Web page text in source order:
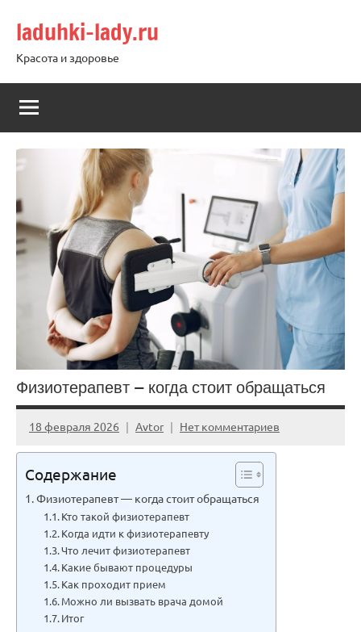
содержимому
laduhki-lady.ru
Красота и здоровье
Физиотерапевт — когда стоит обращаться
18 февраля 2026 Avtor Нет комментариев
Содержание
Физиотерапевт — когда стоит обращаться
Кто такой физиотерапевт
Когда идти к физиотерапевту
Что лечит физиотерапевт
Какие бывают процедуры
Как проходит прием
Можно ли вызвать врача домой
Итог